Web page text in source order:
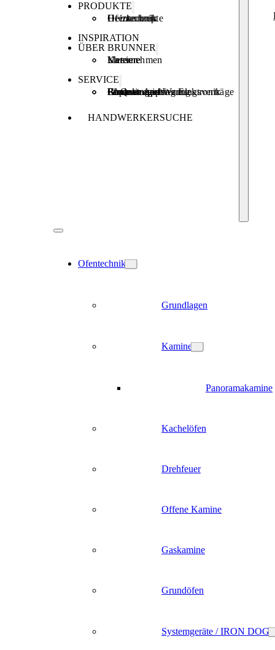
PRODUKTE
Ofentechnik
Heiztechnik
Heizkonzepte
INSPIRATION
ÜBER BRUNNER
Unternehmen
Karriere
Messen
SERVICE
Produktregistrierung
Brunner Apps
FAQ
Förderungen
Garantie und Wartungsverträge
Reparaturauftrag Elektronik
HANDWERKERSUCHE
Ofentechnik
Grundlagen
Kamine
Panoramakamine
Kachelöfen
Drehfeuer
Offene Kamine
Gaskamine
Grundöfen
Systemgeräte / IRON DOG